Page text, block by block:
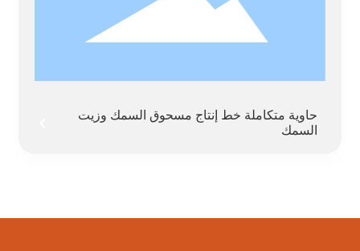
حاوية متكاملة خط إنتاج مسحوق السمك وزيت
السمك